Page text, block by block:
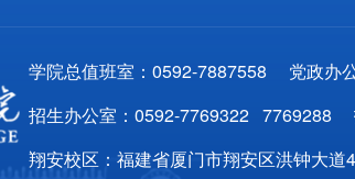
学院总值班室：0592-7887558 党政办
招生办公室：0592-7769322 7769288
翔安校区：福建省厦门市翔安区洪钟大